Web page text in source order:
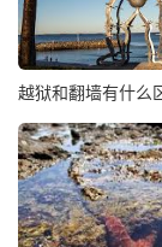
越狱和翻墙有什么